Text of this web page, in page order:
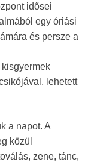
idősei
egy óriási
és persze a
lehetett
a napot. A
közül
zene, tánc,